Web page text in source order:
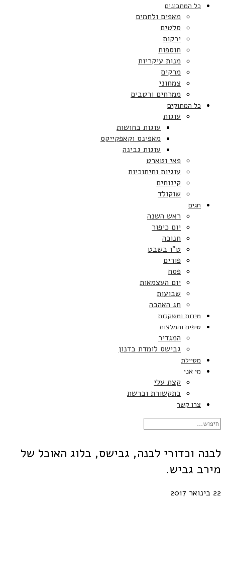
כל המתכונים
מאפים ולחמים
סלטים
ירקות
תוספות
מנות עיקריות
מרקים
צמחוני
ממרחים ורטבים
כל המתוקים
עוגות
עוגות בחושות
מאפינס וקאפקייקס
עוגות גבינה
פאי וטארט
עוגיות וחיתוכיות
קינוחים
שוקולד
חגים
ראש השנה
יום כיפור
חנוכה
ט”ו בשבט
פורים
פסח
יום העצמאות
שבועות
חג האהבה
מידות ומשקלות
טיפים והמלצות
המגדיר
גבישס לומדת בדנון
מטיילת
מי אני
קצת עלי
בתקשורת וברשת
צרו קשר
לבנה וכדורי לבנה, גבישס, בלוג האוכל של
מירב גביש.
22 בינואר 2017